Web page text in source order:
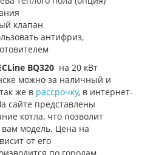
клапан
антифриз,
BQ320 на 20 кВт
можно за наличный и
же в рассрочку, в интернет-
сайте представлены
котла, что позволит
модель. Цена на
от его